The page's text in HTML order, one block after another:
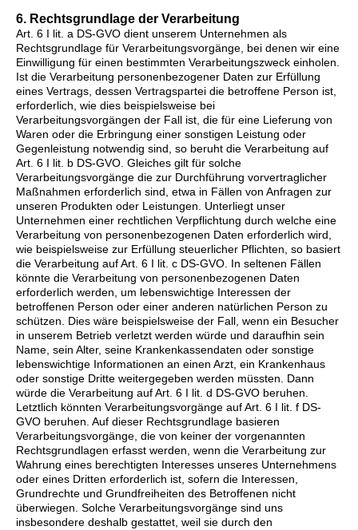
6. Rechtsgrundlage der Verarbeitung
Art. 6 I lit. a DS-GVO dient unserem Unternehmen als
Rechtsgrundlage für Verarbeitungsvorgänge, bei denen wir eine
Einwilligung für einen bestimmten Verarbeitungszweck einholen.
Ist die Verarbeitung personenbezogener Daten zur Erfüllung
eines Vertrags, dessen Vertragspartei die betroffene Person ist,
erforderlich, wie dies beispielsweise bei
Verarbeitungsvorgängen der Fall ist, die für eine Lieferung von
Waren oder die Erbringung einer sonstigen Leistung oder
Gegenleistung notwendig sind, so beruht die Verarbeitung auf
Art. 6 I lit. b DS-GVO. Gleiches gilt für solche
Verarbeitungsvorgänge die zur Durchführung vorvertraglicher
Maßnahmen erforderlich sind, etwa in Fällen von Anfragen zur
unseren Produkten oder Leistungen. Unterliegt unser
Unternehmen einer rechtlichen Verpflichtung durch welche eine
Verarbeitung von personenbezogenen Daten erforderlich wird,
wie beispielsweise zur Erfüllung steuerlicher Pflichten, so basiert
die Verarbeitung auf Art. 6 I lit. c DS-GVO. In seltenen Fällen
könnte die Verarbeitung von personenbezogenen Daten
erforderlich werden, um lebenswichtige Interessen der
betroffenen Person oder einer anderen natürlichen Person zu
schützen. Dies wäre beispielsweise der Fall, wenn ein Besucher
in unserem Betrieb verletzt werden würde und daraufhin sein
Name, sein Alter, seine Krankenkassendaten oder sonstige
lebenswichtige Informationen an einen Arzt, ein Krankenhaus
oder sonstige Dritte weitergegeben werden müssten. Dann
würde die Verarbeitung auf Art. 6 I lit. d DS-GVO beruhen.
Letztlich könnten Verarbeitungsvorgänge auf Art. 6 I lit. f DS-
GVO beruhen. Auf dieser Rechtsgrundlage basieren
Verarbeitungsvorgänge, die von keiner der vorgenannten
Rechtsgrundlagen erfasst werden, wenn die Verarbeitung zur
Wahrung eines berechtigten Interesses unseres Unternehmens
oder eines Dritten erforderlich ist, sofern die Interessen,
Grundrechte und Grundfreiheiten des Betroffenen nicht
überwiegen. Solche Verarbeitungsvorgänge sind uns
insbesondere deshalb gestattet, weil sie durch den